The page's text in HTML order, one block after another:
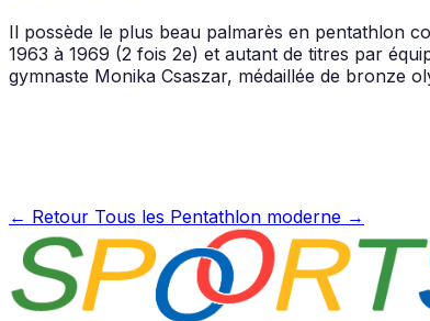
Il possède le plus beau palmarès en pentathlon
1963 à 1969 (2 fois 2e) et autant de titres par
gymnaste Monika Csaszar, médaillée de bronze
← Retour Tous les Pentathlon moderne →